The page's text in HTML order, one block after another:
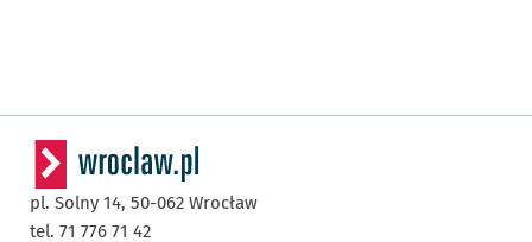
pl. Solny 14, 50-062 Wrocław
tel. 71 776 71 42